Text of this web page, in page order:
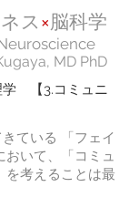
ス ×脳科学
MD PhD
学 【3.コミュニ
ている 「フェイ
おいて、「コミュ
を考えることは最